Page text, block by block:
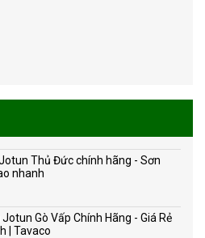
Thủ Đức chính hãng - Sơn
nhanh
Gò Vấp Chính Hãng - Giá Rẻ
| Tavaco